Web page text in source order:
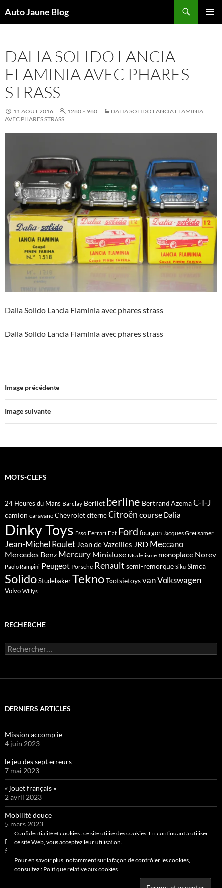
Auto Jaune Blog
DALIA SOLIDO LANCIA
FLAMINIA AVEC PHARES
STRASS
11 AOÛT 2016 1280 × 960
DALIA SOLIDO LANCIA FLAMINIA
AVEC PHARES STRASS
Dalia Solido Lancia Flaminia avec phares strass
Dalia Solido Lancia Flaminia avec phares strass
Image précédente
Image suivante
MOTS-CLEFS
24 Heures du Mans Barclay Berliet berline Bertrand AzemaC-I-J
camion caravane ChevroletciterneCitroën course Dalia
Dinky Toys Esso Ferrari Fiat Ford fourgon Jacques Greilsamer
Jean-Michel Roulet Jean de Vazeilles JRD Meccano
Mercedes Benz Mercury Minialuxe Modelisme monoplace Norev
Paolo Rampini Peugeot Porsche Renault semi-remorque Siku Simca
SolidoStudebakerTeknoTootsietoysvanVolkswagen
Volvo Willys
RECHERCHE
Rechercher :
DERNIERS ARTICLES
Mission accomplie
4 juin 2023
le jeu des sept erreurs
7 mai 2023
« jouet français »
2 avril 2023
Mobilité douce
5 mars 2023
Pipelette 9
5 février 2023
Confidentialité et cookies : ce site utilise des cookies. En continuant à utiliser
ce site Web, vous acceptez leur utilisation.
Pour en savoir plus, notamment sur la façon de contrôler les cookies,
consultez : Politique relative aux cookies